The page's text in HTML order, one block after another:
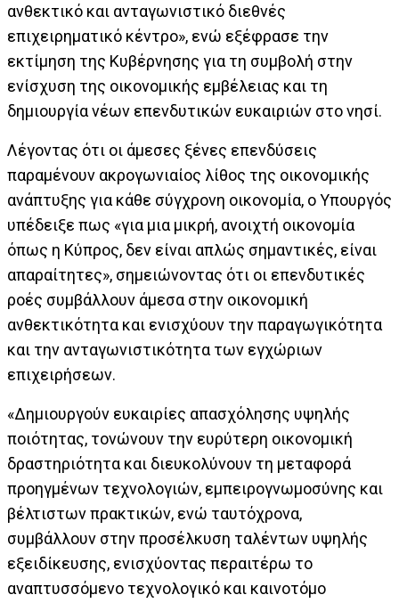
ανθεκτικό και ανταγωνιστικό διεθνές
επιχειρηματικό κέντρο», ενώ εξέφρασε την
εκτίμηση της Κυβέρνησης για τη συμβολή στην
ενίσχυση της οικονομικής εμβέλειας και τη
δημιουργία νέων επενδυτικών ευκαιριών στο νησί.
Λέγοντας ότι οι άμεσες ξένες επενδύσεις
παραμένουν ακρογωνιαίος λίθος της οικονομικής
ανάπτυξης για κάθε σύγχρονη οικονομία, ο Υπουργός
υπέδειξε πως «για μια μικρή, ανοιχτή οικονομία
όπως η Κύπρος, δεν είναι απλώς σημαντικές, είναι
απαραίτητες», σημειώνοντας ότι οι επενδυτικές
ροές συμβάλλουν άμεσα στην οικονομική
ανθεκτικότητα και ενισχύουν την παραγωγικότητα
και την ανταγωνιστικότητα των εγχώριων
επιχειρήσεων.
«Δημιουργούν ευκαιρίες απασχόλησης υψηλής
ποιότητας, τονώνουν την ευρύτερη οικονομική
δραστηριότητα και διευκολύνουν τη μεταφορά
προηγμένων τεχνολογιών, εμπειρογνωμοσύνης και
βέλτιστων πρακτικών, ενώ ταυτόχρονα,
συμβάλλουν στην προσέλκυση ταλέντων υψηλής
εξειδίκευσης, ενισχύοντας περαιτέρω το
αναπτυσσόμενο τεχνολογικό και καινοτόμο